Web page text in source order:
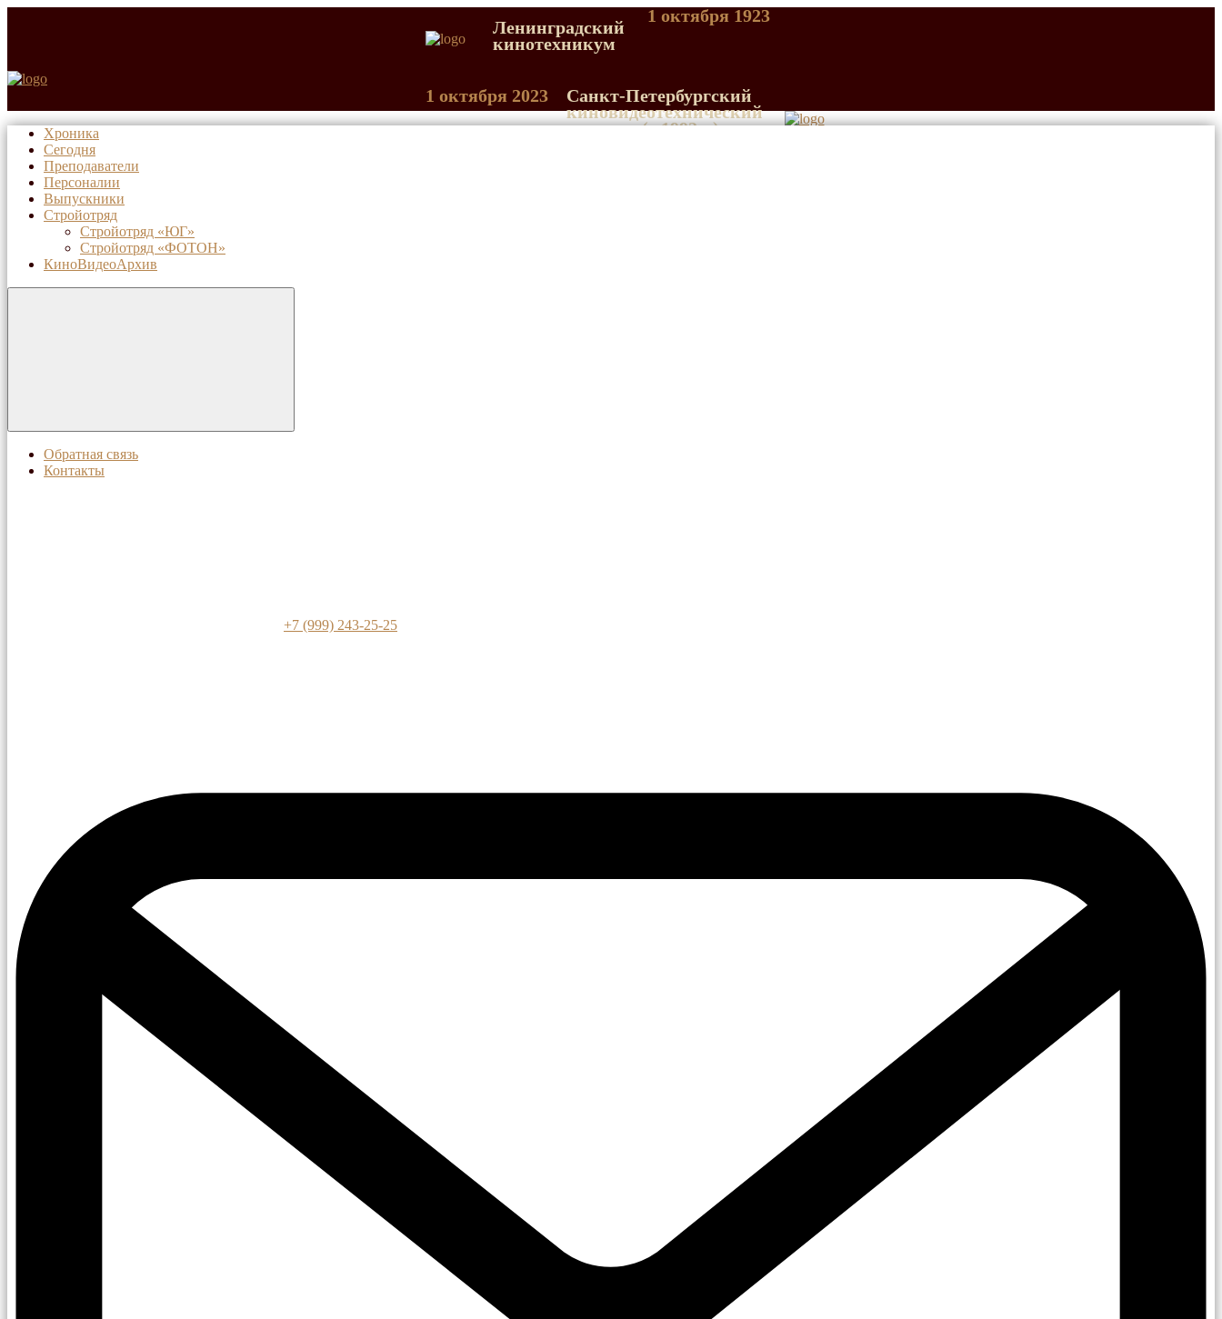
Ленинградский
кинотехникум
1 октября 1923
Санкт-Петербургский
киновидеотехнический
колледж (с 1992 г.)
1 октября 2023
Хроника
Сегодня
Преподаватели
Персоналии
Выпускники
Стройотряд
Стройотряд «ЮГ»
Стройотряд «ФОТОН»
КиноВидеоАрхив
Обратная связь
Контакты
+7 (999) 243-25-25